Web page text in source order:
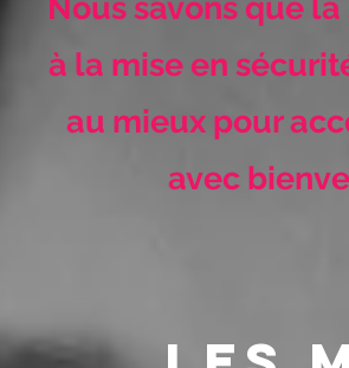
Nous savons que
à la mise en
au mieux pour
avec